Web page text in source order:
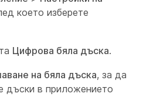
което изберете
Цифрова бяла дъска.
на бяла дъска, за да
дъски в приложението